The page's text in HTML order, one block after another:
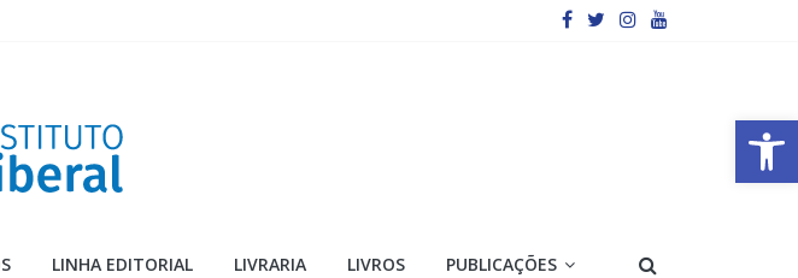
Barra de Ferramentas Aberta
LINHA EDITORIAL LIVRARIA LIVROS PUBLICAÇÕES